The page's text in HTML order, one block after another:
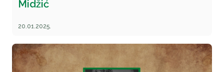
Midžić
20.01.2025.